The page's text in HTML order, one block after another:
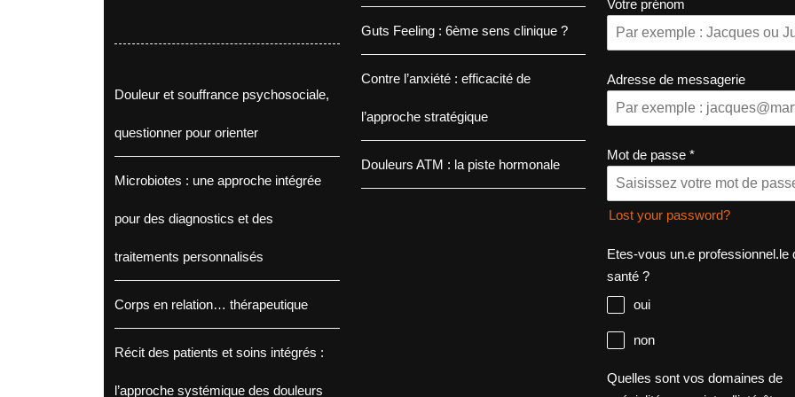
Douleur et souffrance psychosociale,
questionner pour orienter
Microbiotes : une approche intégrée
pour des diagnostics et des
traitements personnalisés
Corps en relation… thérapeutique
Récit des patients et soins intégrés :
l’approche systémique des douleurs
Guts Feeling : 6ème sens clinique ?
Contre l’anxiété : efficacité de
l’approche stratégique
Douleurs ATM : la piste hormonale
Votre prénom
Adresse de messagerie
Mot de passe *
Lost your password?
Etes-vous un.e professionnel.le
santé ?
oui
non
Quelles sont vos domaines de